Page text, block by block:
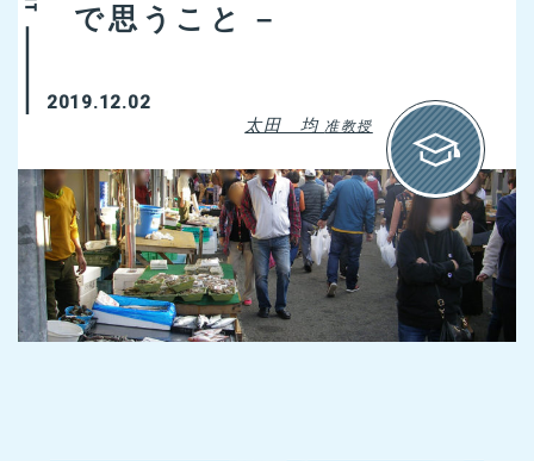
で思うこと –
太田 均 准教授
2019.12.02